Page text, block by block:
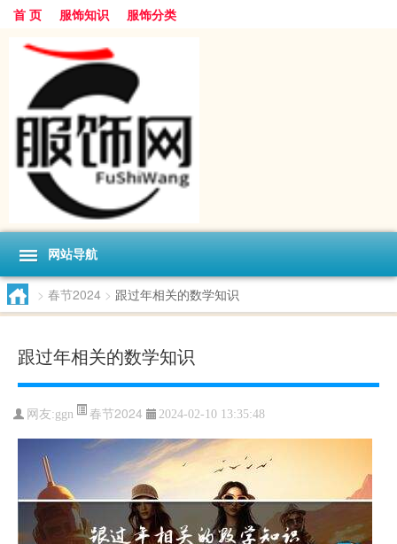
首 页 服饰知识 服饰分类
网站导航
> 春节2024 > 跟过年相关的数学知识
跟过年相关的数学知识
网友:ggn 春节2024 2024-02-10 13:35:48